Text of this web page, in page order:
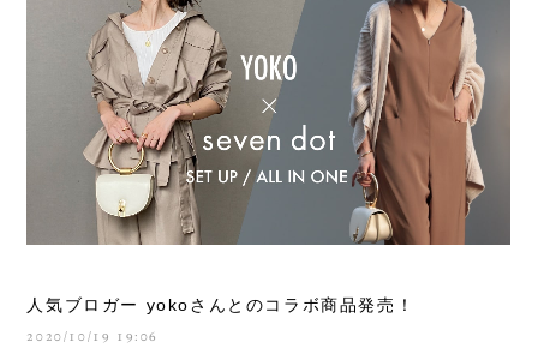
人気ブロガー yokoさんとのコラボ商品発売！
2020/10/19 19:06